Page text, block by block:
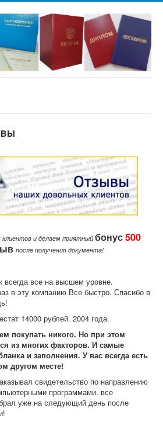
КНОПКУ
Вы можете заказать любой
на нашем
установленных
за выбор нашей
и делаем приятный бонус500
после получения документа!
все на высшем уровне.
в эту компанию Все быстро. Спасибо в
14000 рублей. 2004 года.
покупать никого. Но при этом
из многих факторов. И самые
и заполнения. У вас всегда есть
другом месте!
свидетельство по направлению
программами. все
уже на следующий день после